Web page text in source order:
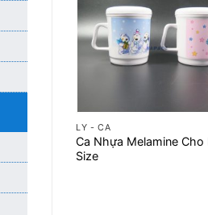
LY - CA
Ca Nhựa Melamine Cho
Size